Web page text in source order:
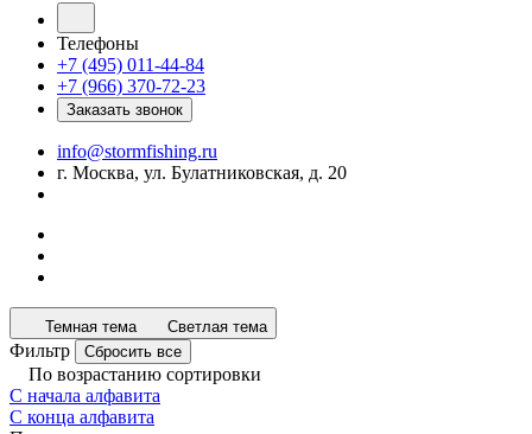
Телефоны
+7 (495) 011-44-84
+7 (966) 370-72-23
Заказать звонок
info@stormfishing.ru
г. Москва, ул. Булатниковская, д. 20
Темная тема Светлая тема
Фильтр Сбросить все
По возрастанию сортировки
С начала алфавита
С конца алфавита